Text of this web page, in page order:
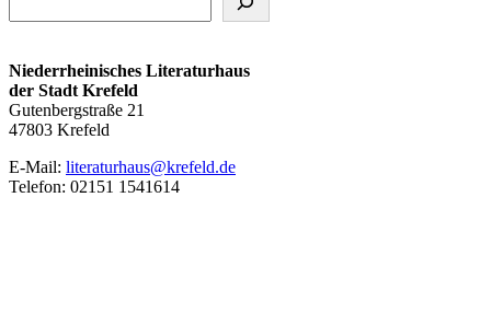
Niederrheinisches Literaturhaus
der Stadt Krefeld
Gutenbergstraße 21
47803 Krefeld
E‑Mail: literaturhaus@krefeld.de
Telefon: 02151 1541614